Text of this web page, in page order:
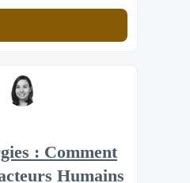
: Comment
Humains